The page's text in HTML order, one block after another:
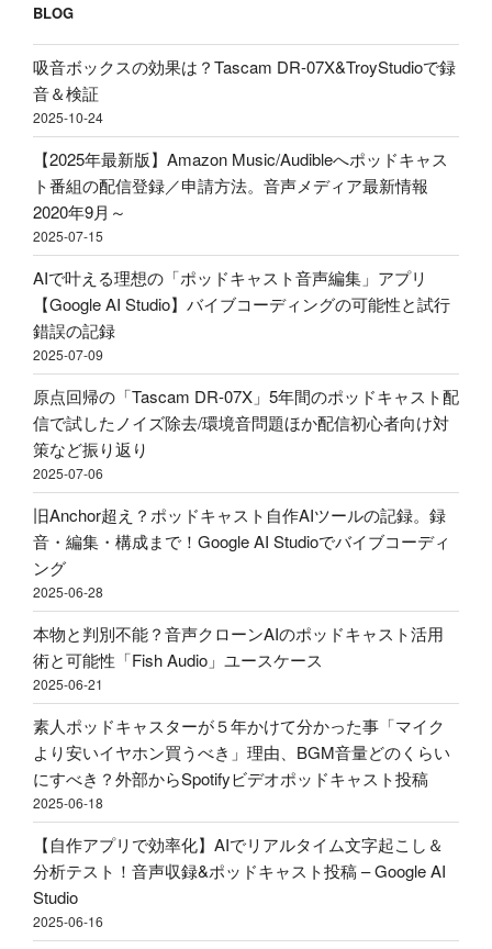
き」
理
由、
BGM
音
量
ど
の
く
ら
い
に
す
べ
き？
外
部
か
ら
Spotify
ビ
デ
オ
ポ
ッ
ド
キ
ャ
ス
ト
投
稿"
の
こ
し
＆
分
析
テ
ス
ト！
音
声
収
録
&
ポ
ッ
ド
キ
ャ
ス
ト
投
稿
–
Google
AI
Studio"
の
2600
円
で
ロ
ー
プ
ロ
フ
ァ
イ
ル！？
配
信・
ポ
ッ
ド
キ
ャ
ス
ト
用
マ
イ
ク
ア
ー
ム
ア
リ
エ
ク
で
買
っ
て
み
BLOG
吸音ボックスの効果は？Tascam DR-07X&TroyStudioで録
音＆検証
2025-10-24
【2025年最新版】Amazon Music/Audibleへポッドキャス
ト番組の配信登録／申請方法。音声メディア最新情報
2020年9月～
2025-07-15
AIで叶える理想の「ポッドキャスト音声編集」アプリ
【Google AI Studio】バイブコーディングの可能性と試行
錯誤の記録
2025-07-09
原点回帰の「Tascam DR-07X」5年間のポッドキャスト配
信で試したノイズ除去/環境音問題ほか配信初心者向け対
策など振り返り
2025-07-06
旧Anchor超え？ポッドキャスト自作AIツールの記録。録
音・編集・構成まで！Google AI Studioでバイブコーディ
ング
2025-06-28
本物と判別不能？音声クローンAIのポッドキャスト活用
術と可能性「Fish Audio」ユースケース
2025-06-21
素人ポッドキャスターが５年かけて分かった事「マイク
より安いイヤホン買うべき」理由、BGM音量どのくらい
にすべき？外部からSpotifyビデオポッドキャスト投稿
2025-06-18
【自作アプリで効率化】AIでリアルタイム文字起こし＆
分析テスト！音声収録&ポッドキャスト投稿 – Google AI
Studio
2025-06-16